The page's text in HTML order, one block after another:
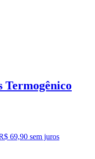
Termogênico
69,90 sem juros